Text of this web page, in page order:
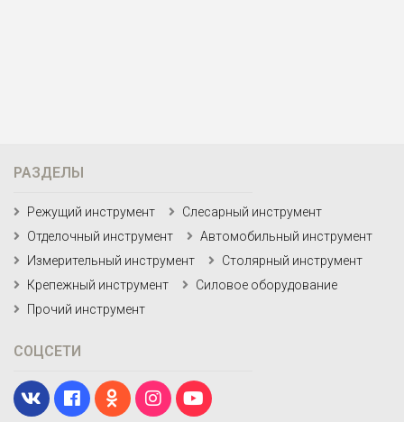
РАЗДЕЛЫ
Режущий инструмент
Слесарный инструмент
Отделочный инструмент
Автомобильный инструмент
Измерительный инструмент
Столярный инструмент
Крепежный инструмент
Силовое оборудование
Прочий инструмент
СОЦСЕТИ